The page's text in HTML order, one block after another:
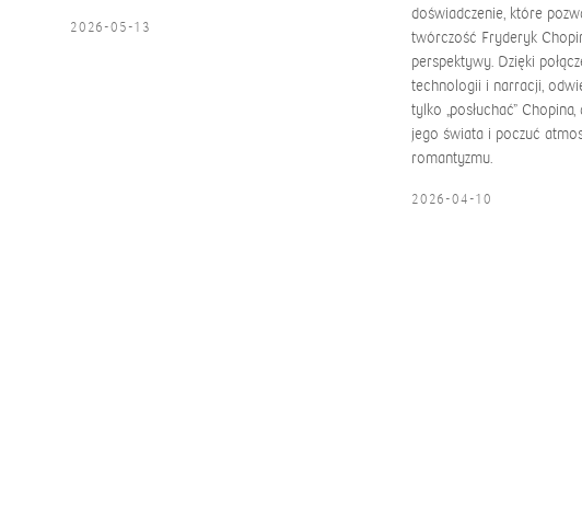
2026-05-13
doświadczenie, które
twórczość Fryderyk
perspektywy. Dzięki
technologii i narracji,
tylko „posłuchać”
jego świata i poczuć
romantyzmu.
2026-04-10